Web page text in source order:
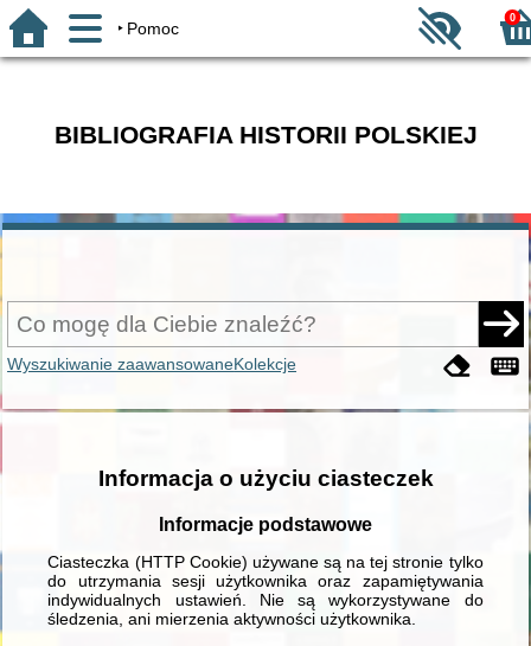
Pomoc
0
BIBLIOGRAFIA HISTORII POLSKIEJ
Wyszukiwanie zaawansowaneKolekcje
Informacja o użyciu ciasteczek
Informacje podstawowe
Ciasteczka (HTTP Cookie) używane są na tej stronie tylko
do utrzymania sesji użytkownika oraz zapamiętywania
indywidualnych ustawień. Nie są wykorzystywane do
śledzenia, ani mierzenia aktywności użytkownika.